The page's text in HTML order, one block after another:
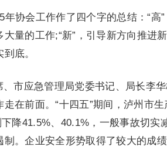
年协会工作作了四个字的总结：“高
量的工作;“新”，引导新方向推进
底。
、市应急管理局党委书记、局长李
在前面。“十四五”期间，泸州市
下降41.5%、40.1%，一般事故切
。企业安全形势取得了较大的成绩